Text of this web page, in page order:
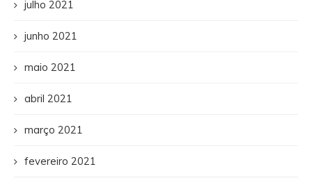
julho 2021
junho 2021
maio 2021
abril 2021
março 2021
fevereiro 2021